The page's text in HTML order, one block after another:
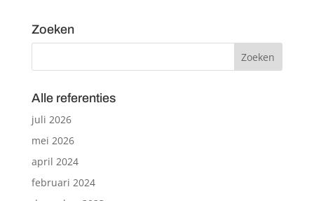
Zoeken
Alle referenties
juli 2026
mei 2026
april 2024
februari 2024